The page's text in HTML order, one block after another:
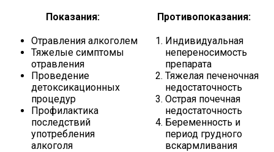
Показания:
Противопоказания:
Отравления алкоголем
Тяжелые симптомы
отравления
Проведение
детоксикационных
процедур
Профилактика
последствий
употребления
алкоголя
Индивидуальная
непереносимость
препарата
Тяжелая печеночная
недостаточность
Острая почечная
недостаточность
Беременность и
период грудного
вскармливания